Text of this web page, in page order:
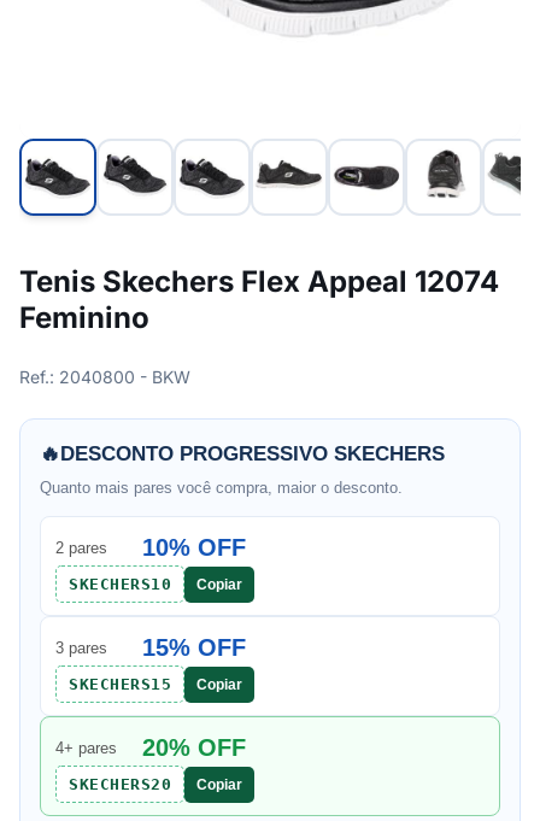
Tenis Skechers Flex Appeal 12074
Feminino
Ref.: 2040800 - BKW
🔥DESCONTO PROGRESSIVO SKECHERS
Quanto mais pares você compra, maior o desconto.
2 pares 10% OFF
SKECHERS10 Copiar
3 pares 15% OFF
SKECHERS15 Copiar
4+ pares 20% OFF
SKECHERS20 Copiar